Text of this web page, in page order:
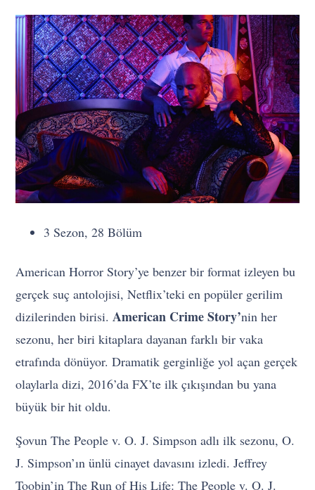
3 Sezon, 28 Bölüm
American Horror Story’ye benzer bir format izleyen bu
gerçek suç antolojisi, Netflix’teki en popüler gerilim
dizilerinden birisi.American Crime Story’nin her
sezonu, her biri kitaplara dayanan farklı bir vaka
etrafında dönüyor. Dramatik gerginliğe yol açan gerçek
olaylarla dizi, 2016’da FX’te ilk çıkışından bu yana
büyük bir hit oldu.
Şovun The People v. O. J. Simpson adlı ilk sezonu, O.
J. Simpson’ın ünlü cinayet davasını izledi. Jeffrey
Toobin’in The Run of His Life: The People v. O. J.